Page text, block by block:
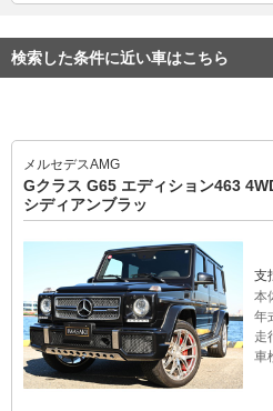
検索した条件に近い車はこちら
メルセデスAMG
Gクラス G65 エディション463
シディアンブラッ
支
本
年
走
車